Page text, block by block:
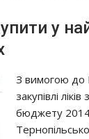
у
З вимогою до
закупівлі
бюджету 2014